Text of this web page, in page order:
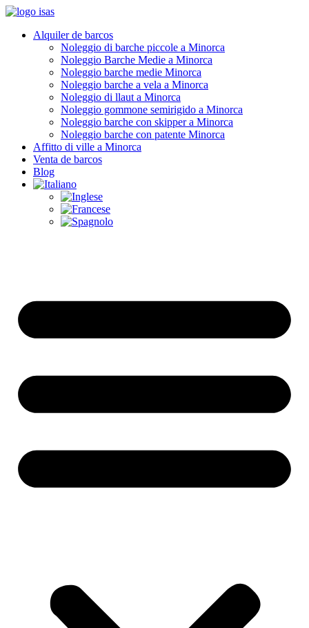
Alquiler de barcos
Noleggio di barche piccole a Minorca
Noleggio Barche Medie a Minorca
Noleggio barche medie Minorca
Noleggio barche a vela a Minorca
Noleggio di llaut a Minorca
Noleggio gommone semirigido a Minorca
Noleggio barche con skipper a Minorca
Noleggio barche con patente Minorca
Affitto di ville a Minorca
Venta de barcos
Blog